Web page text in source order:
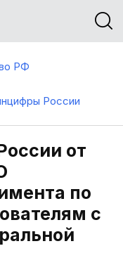
РФ
России
от
по
с